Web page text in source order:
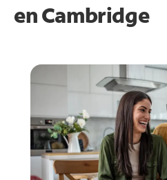
enCambridge